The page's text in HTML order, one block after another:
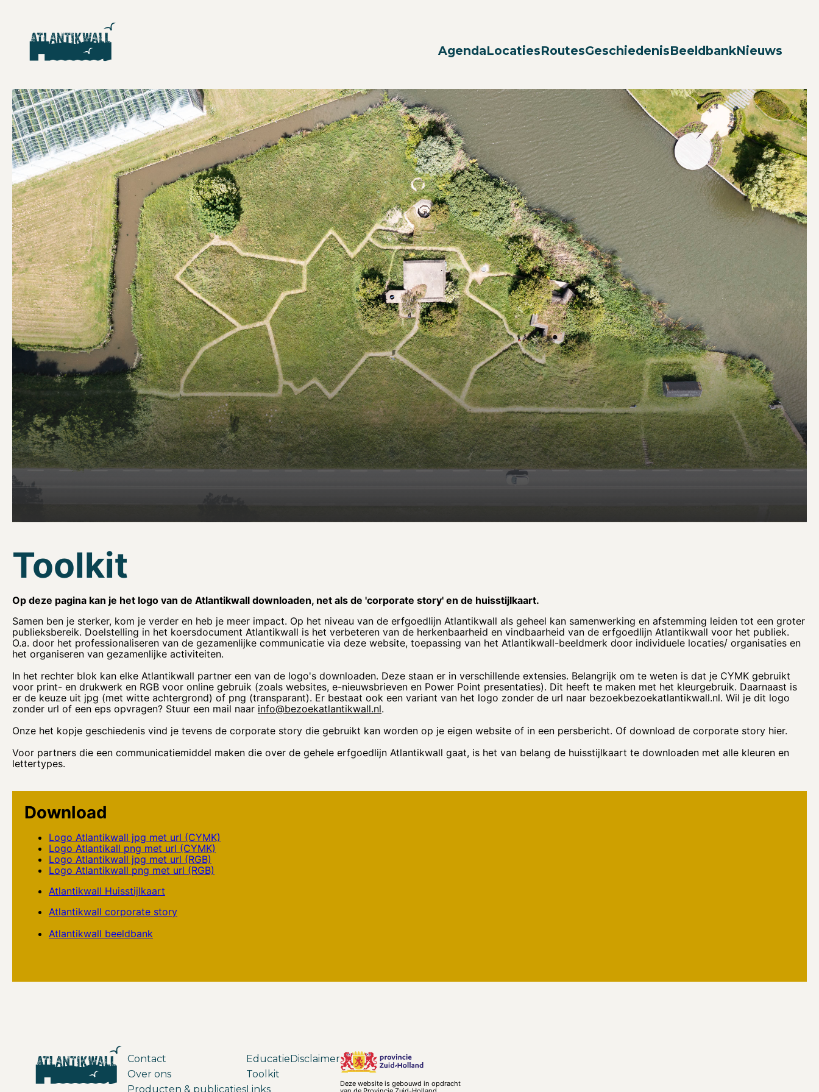
AgendaLocatiesRoutesGeschiedenisBeeldbankNieuws
Toolkit
Op deze pagina kan je het logo van de Atlantikwall downloaden, net als de 'corporate story' en de huisstijlkaart.
Samen ben je sterker, kom je verder en heb je meer impact. Op het niveau van de erfgoedlijn Atlantikwall als geheel kan samenwerking en afstemming leiden tot een groter
publieksbereik. Doelstelling in het koersdocument Atlantikwall is het verbeteren van de herkenbaarheid en vindbaarheid van de erfgoedlijn Atlantikwall voor het publiek.
O.a. door het professionaliseren van de gezamenlijke communicatie via deze website, toepassing van het Atlantikwall-beeldmerk door individuele locaties/ organisaties en
het organiseren van gezamenlijke activiteiten.
In het rechter blok kan elke Atlantikwall partner een van de logo's downloaden. Deze staan er in verschillende extensies. Belangrijk om te weten is dat je CYMK gebruikt
voor print- en drukwerk en RGB voor online gebruik (zoals websites, e-nieuwsbrieven en Power Point presentaties). Dit heeft te maken met het kleurgebruik. Daarnaast is
er de keuze uit jpg (met witte achtergrond) of png (transparant). Er bestaat ook een variant van het logo zonder de url naar bezoekbezoekatlantikwall.nl. Wil je dit logo
zonder url of een eps opvragen? Stuur een mail naar info@bezoekatlantikwall.nl.
Onze het kopje geschiedenis vind je tevens de corporate story die gebruikt kan worden op je eigen website of in een persbericht. Of download de corporate story hier.
Voor partners die een communicatiemiddel maken die over de gehele erfgoedlijn Atlantikwall gaat, is het van belang de huisstijlkaart te downloaden met alle kleuren en
lettertypes.
Download
Logo Atlantikwall jpg met url (CYMK)
Logo Atlantikall png met url (CYMK)
Logo Atlantikwall jpg met url (RGB)
Logo Atlantikwall png met url (RGB)
Atlantikwall Huisstijlkaart
Atlantikwall corporate story
Atlantikwall beeldbank
Contact
Over ons
Producten & publicaties
Educatie
Toolkit
Links
Disclaimer
Deze website is gebouwd in opdracht